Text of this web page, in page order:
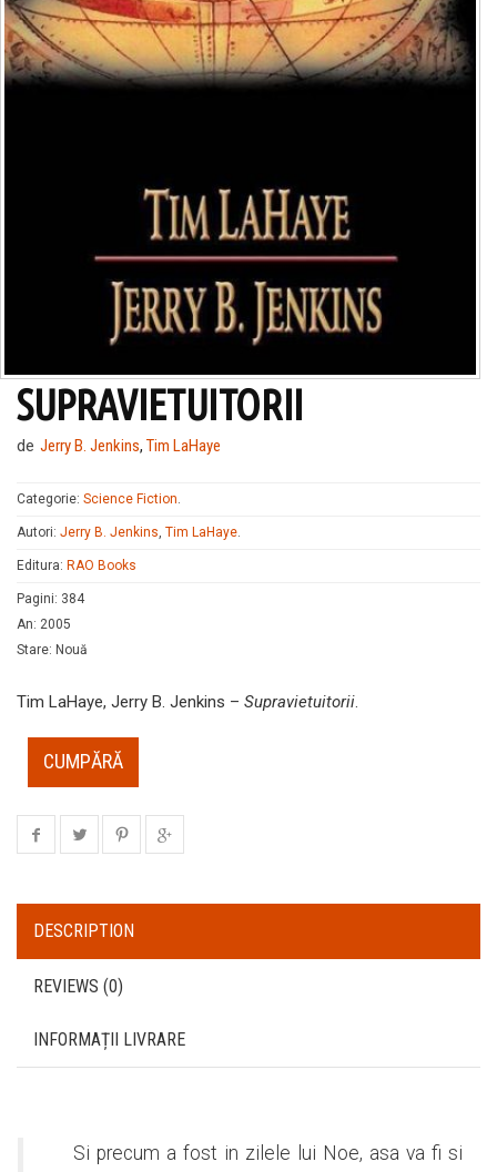
SUPRAVIETUITORII
de Jerry B. Jenkins, Tim LaHaye
Categorie: Science Fiction
Autori: Jerry B. Jenkins Tim LaHaye
Editura: RAO Books
Pagini: 384
An: 2005
Stare: Nouă
Tim LaHaye, Jerry B. Jenkins – Supravietuitorii.
CUMPĂRĂ
DESCRIPTION
REVIEWS (0)
INFORMAȚII LIVRARE
Si precum a fost in zilele lui Noe, asa va fi si